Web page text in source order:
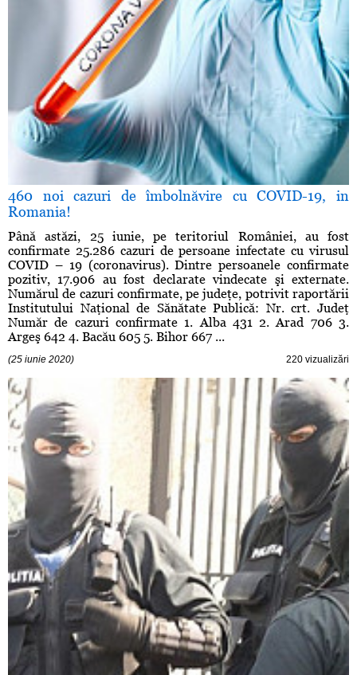
460 noi cazuri de îmbolnăvire cu COVID-19, in
Romania!
Până astăzi, 25 iunie, pe teritoriul României, au fost
confirmate 25.286 cazuri de persoane infectate cu virusul
COVID – 19 (coronavirus). Dintre persoanele confirmate
pozitiv, 17.906 au fost declarate vindecate şi externate.
Numărul de cazuri confirmate, pe judeţe, potrivit raportării
Institutului Naţional de Sănătate Publică: Nr. crt. Judeţ
Număr de cazuri confirmate 1. Alba 431 2. Arad 706 3.
Argeş 642 4. Bacău 605 5. Bihor 667 ...
(25 iunie 2020) 220 vizualizări